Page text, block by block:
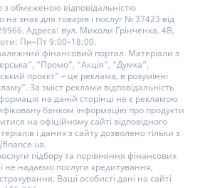
обмеженою відповідальністю
знак для товарів і послуг № 37423 від
Адреса: вул. Миколи Грінченка, 4В,
Пн–Пт 9:00–18:00.
фінансовий портал. Матеріали з
“Промо”, “Акція”, “Думка”,
проєкт” – це реклама, в розумінні
За зміст реклами відповідальність
на даній сторінці не є рекламою
банком інформацію про продукти
на офіційному сайті відповідного
і даних з сайту дозволено тільки з
підбору та порівняння фінансових
не надаємо послуги кредитування,
Ваші особисті дані на сайті